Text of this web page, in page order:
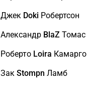
Джек Doki Робертсон
Александр BlaZ Томас
Роберто Loira Камарго
Зак Stompn Ламб